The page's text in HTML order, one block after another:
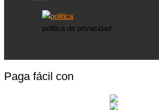
politica de privacidad
Paga fácil con